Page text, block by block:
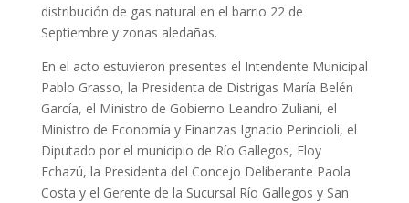
distribución de gas natural en el barrio 22 de
Septiembre y zonas aledañas.
En el acto estuvieron presentes el Intendente Municipal
Pablo Grasso, la Presidenta de Distrigas María Belén
García, el Ministro de Gobierno Leandro Zuliani, el
Ministro de Economía y Finanzas Ignacio Perincioli, el
Diputado por el municipio de Río Gallegos, Eloy
Echazú, la Presidenta del Concejo Deliberante Paola
Costa y el Gerente de la Sucursal Río Gallegos y San